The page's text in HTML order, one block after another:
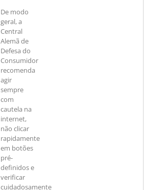
De modo
geral, a
Central
Alemã de
Defesa do
Consumidor
recomenda
agir
sempre
com
cautela na
internet,
não clicar
rapidamente
em botões
pré-
definidos e
verificar
cuidadosamente